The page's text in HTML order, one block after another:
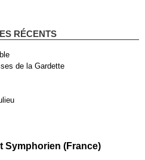
RÉCENTS
de la Gardette
Symphorien (France)